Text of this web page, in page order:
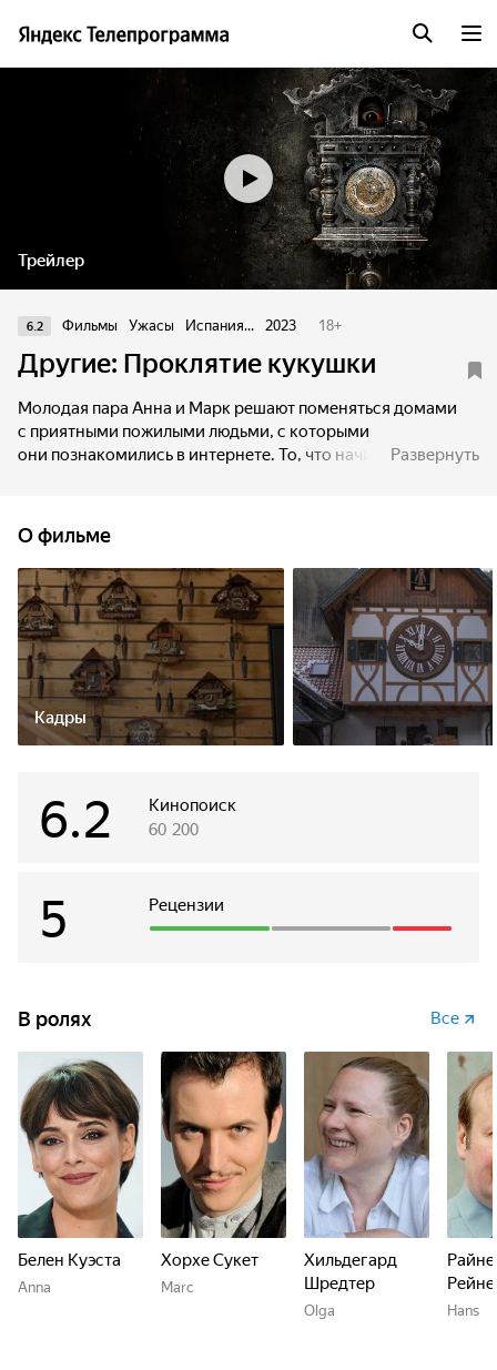
Трейлер
6.2 Фильмы Ужасы Испания... 2023 18+
Другие: Проклятие кукушки
Молодая пара Анна и Марк решают поменяться домами
с приятными пожилыми людьми, с которыми
они познакомились в интернете. То, что начиналось
есть дьявольские планы на их счет.
Развернуть
О фильме
Кадры
Кинопоиск
6.2 60 200
Рецензии
5
В ролях Все
Белен Куэста
Anna
Хорхе Сукет
Marc
Хильдегард
Шредтер
Olga Hans